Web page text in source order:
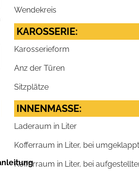
Wendekreis
KAROSSERIE:
Karosserieform
Anz der Türen
Sitzplätze
INNENMASSE:
Laderaum in Liter
Kofferraum in Liter, bei
Kofferraum in Liter, bei